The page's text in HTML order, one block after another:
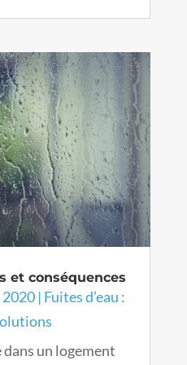
et conséquences
2020| Fuites d’eau :
un logement